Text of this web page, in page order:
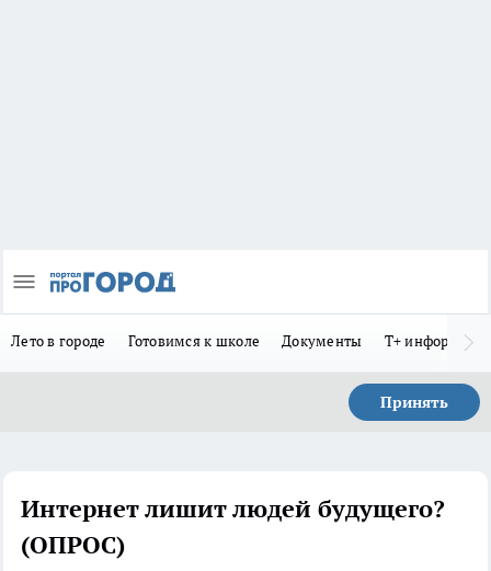
Лето в городе Готовимся к школе Документы Т+
Принять
Интернет лишит людей будущего?
(ОПРОС)